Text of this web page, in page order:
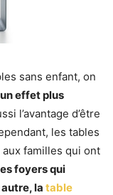
sans enfant, on
effet plus
l’avantage d’être
les tables
familles qui ont
foyers qui
la table